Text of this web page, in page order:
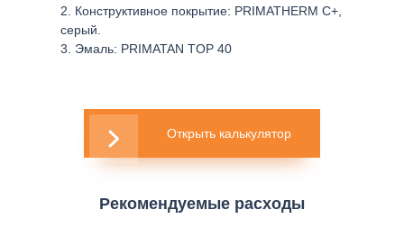
Конструктивное покрытие: PRIMATHERM C+,
серый.
Эмаль: PRIMATAN TOP 40
Открыть калькулятор
Рекомендуемые расходы